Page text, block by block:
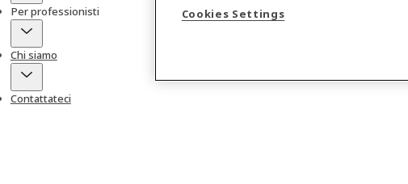
Per professionisti
Chi siamo
Contattateci
Cookies Settings